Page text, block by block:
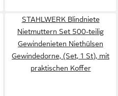
STAHLWERK Blindniete
Nietmuttern Set 500-teilig
Gewindenieten Niethülsen
Gewindedorne, (Set, 1 St), mit
praktischen Koffer